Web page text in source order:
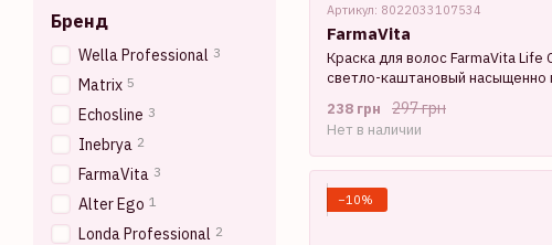
Артикул: 8022033107534
FarmaVita
Краска для волос FarmaVita Life
светло-каштановый насыщенно
297 грн
238 грн
Нет в наличии
−10%
Бренд
Wella Professional 3
Matrix 5
Echosline 3
Inebrya 2
FarmaVita 3
Alter Ego 1
Londa Professional 2